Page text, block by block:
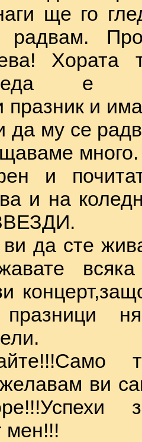
ще го
Хората
е
празник и
да му се
и
и на
да сте
празници
ви
мен!!!